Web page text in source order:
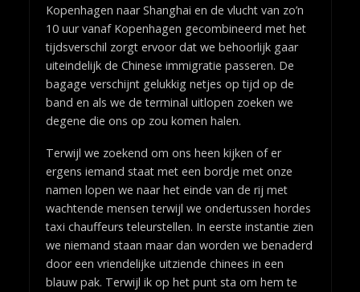
Kopenhagen naar Shanghai en de vlucht van zo’n
10 uur vanaf Kopenhagen gecombineerd met het
tijdsverschil zorgt ervoor dat we behoorlijk gaar
uiteindelijk de Chinese immigratie passeren. De
bagage verschijnt gelukkig netjes op tijd op de
band en als we de terminal uitlopen zoeken we
degene die ons op zou komen halen.
Terwijl we zoekend om ons heen kijken of er
ergens iemand staat met een bordje met onze
namen lopen we naar het einde van de rij met
wachtende mensen terwijl we ondertussen hordes
taxi chauffeurs teleurstellen. In eerste instantie zien
we niemand staan maar dan worden we benaderd
door een vriendelijke uitziende chinees in een
blauw pak. Terwijl ik op het punt sta om hem te